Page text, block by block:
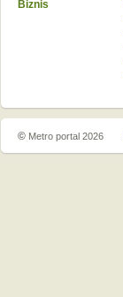
Biznis
© Metro portal 2026